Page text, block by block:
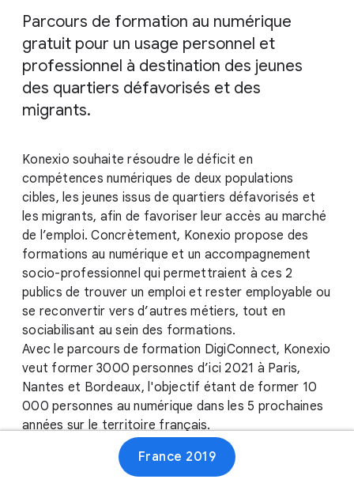
Parcours de formation au numérique
gratuit pour un usage personnel et
professionnel à destination des jeunes
des quartiers défavorisés et des
migrants.
Konexio souhaite résoudre le déficit en
compétences numériques de deux populations
cibles, les jeunes issus de quartiers défavorisés et
les migrants, afin de favoriser leur accès au marché
de l’emploi. Concrètement, Konexio propose des
formations au numérique et un accompagnement
socio-professionnel qui permettraient à ces 2
publics de trouver un emploi et rester employable ou
se reconvertir vers d’autres métiers, tout en
sociabilisant au sein des formations.
Avec le parcours de formation DigiConnect, Konexio
veut former 3000 personnes d’ici 2021 à Paris,
Nantes et Bordeaux, l'objectif étant de former 10
000 personnes au numérique dans les 5 prochaines
années sur le territoire français.
France 2019